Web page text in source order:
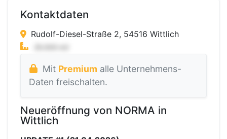
Kontaktdaten
Rudolf-Diesel-Straße 2, 54516 Wittlich
Mit Premium alle Unternehmens-
Daten freischalten.
Neueröffnung von NORMA in
Wittlich